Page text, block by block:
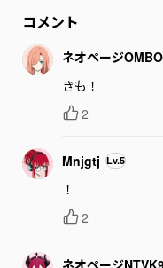
コメント
ネオページ
きも！
2
Mnjgtj Lv.5
！
2
ネオページ